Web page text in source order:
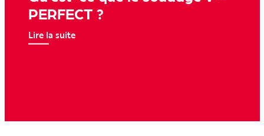
PERFECT ?
Lire la suite